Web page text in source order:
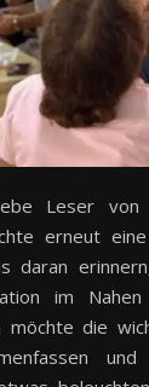
erneut eine
daran
im
die